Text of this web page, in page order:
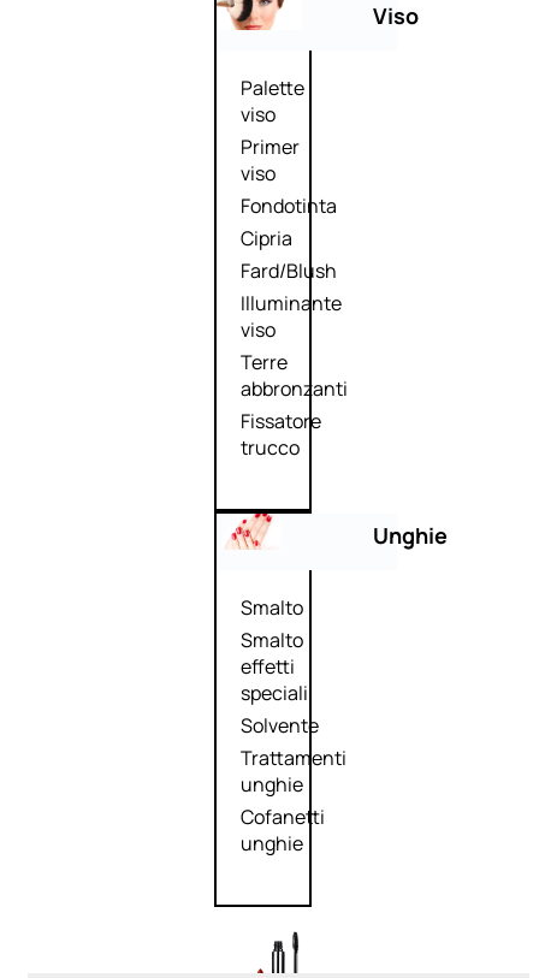
Viso
Palette
viso
Primer
viso
Fondotinta
Cipria
Fard/Blush
Illuminante
viso
Terre
abbronzanti
Fissatore
trucco
Unghie
Smalto
Smalto
effetti
speciali
Solvente
Trattamenti
unghie
Cofanetti
unghie